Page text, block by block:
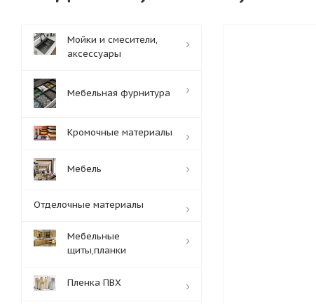
Мойки и смесители,
аксессуары
Мебельная фурнитура
Кромочные материалы
Мебель
Отделочные материалы
Мебельные
щиты,планки
Пленка ПВХ